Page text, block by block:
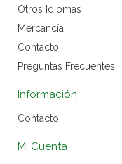
Otros Idiomas
Mercancía
Contacto
Preguntas Frecuentes
Información
Contacto
Mi Cuenta